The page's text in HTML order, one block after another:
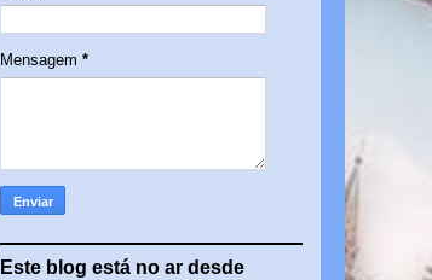
Mensagem *
Este blog está no ar desde